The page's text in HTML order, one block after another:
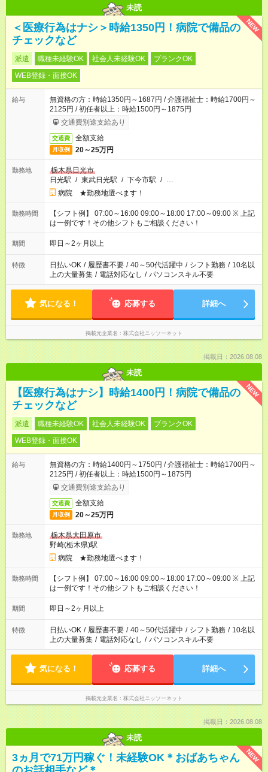
未読
NEW
＜医療行為はナシ＞時給1350円！病院で備品の
チェックなど
派遣 職種未経験OK 社会人未経験OK
ブランクOK
WEB登録・面接OK
給与
無資格の方：時給1350円～1687円 / 介護福祉士：時給1700円～
2125円 / 初任者以上：時給1500円～1875円
交通費別途支給あり
交通費 全額支給
月収例 20～25万円
勤務地
栃木県日光市
日光駅 / 東武日光駅 / 下今市駅 / …
病院 ★勤務地選べます！
勤務時間
【シフト例】 07:00～16:00 09:00～18:00 17:00～09:00 ※ 上記
は一例です！その他シフトもご相談ください！
期間 即日～2ヶ月以上
特徴 日払いOK / 履歴書不要 / 40～50代活躍中 / シフト勤務 / 10名以
上の大量募集 / 電話対応なし / パソコンスキル不要
気になる！ 応募する 詳細へ
掲載元企業名 株式会社ニッソーネット
掲載日：2026.08.08
未読
NEW
【医療行為はナシ】時給1400円！病院で備品の
チェックなど
派遣 職種未経験OK 社会人未経験OK
ブランクOK
WEB登録・面接OK
給与
無資格の方：時給1400円～1750円 / 介護福祉士：時給1700円～
2125円 / 初任者以上：時給1500円～1875円
交通費別途支給あり
交通費 全額支給
月収例 20～25万円
勤務地
栃木県大田原市
野崎(栃木県)駅
病院 ★勤務地選べます！
勤務時間
【シフト例】 07:00～16:00 09:00～18:00 17:00～09:00 ※ 上記
は一例です！その他シフトもご相談ください！
期間 即日～2ヶ月以上
特徴 日払いOK / 履歴書不要 / 40～50代活躍中 / シフト勤務 / 10名以
上の大量募集 / 電話対応なし / パソコンスキル不要
気になる！ 応募する 詳細へ
掲載元企業名 株式会社ニッソーネット
掲載日：2026.08.08
未読
NEW
3ヵ月で71万円稼ぐ！未経験OK＊おばあちゃん